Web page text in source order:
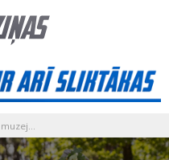
13. jūnijā